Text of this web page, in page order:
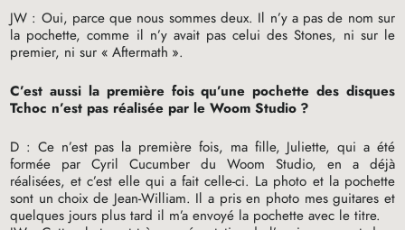
JW : Oui, parce que nous sommes deux. Il n’y a pas de nom sur
la pochette, comme il n’y avait pas celui des Stones, ni sur le
premier, ni sur « Aftermath ».
C’est aussi la première fois qu’une pochette des disques
Tchoc n’est pas réalisée par le Woom Studio ?
D : Ce n’est pas la première fois, ma fille, Juliette, qui a été
formée par Cyril Cucumber du Woom Studio, en a déjà
réalisées, et c’est elle qui a fait celle-ci. La photo et la pochette
sont un choix de Jean-William. Il a pris en photo mes guitares et
quelques jours plus tard il m’a envoyé la pochette avec le titre.